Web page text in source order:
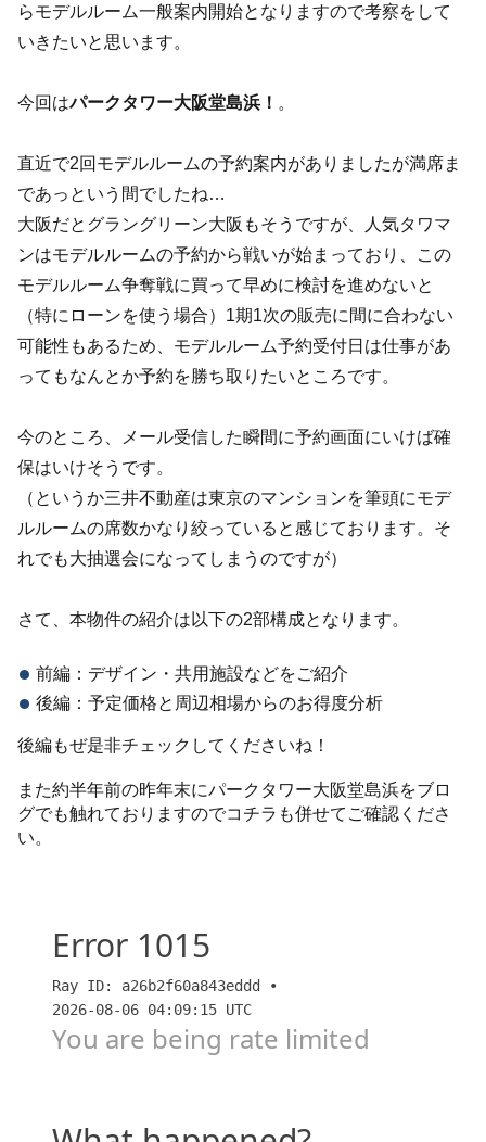
らモデルルーム一般案内開始となりますので考察をして
いきたいと思います。
今回はパークタワー大阪堂島浜 ！ 。
直近で2回モデルルームの予約案内がありましたが満席ま
であっという間でしたね…
大阪だとグラングリーン大阪もそうですが、人気タワマ
ンはモデルルームの予約から戦いが始まっており、この
モデルルーム争奪戦に買って早めに検討を進めないと
（特にローンを使う場合）1期1次の販売に間に合わない
可能性もあるため、モデルルーム予約受付日は仕事があ
ってもなんとか予約を勝ち取りたいところです。
今のところ、メール受信した瞬間に予約画面にいけば確
保はいけそうです。
（というか三井不動産は東京のマンションを筆頭にモデ
ルルームの席数かなり絞っていると感じております。そ
れでも大抽選会になってしまうのですが）
さて、本物件の紹介は以下の2部構成となります。
前編：デザイン・共用施設などをご紹介
後編：予定価格と周辺相場からのお得度分析
後編もぜ是非チェックしてくださいね！
また約半年前の昨年末にパークタワー大阪堂島浜をブロ
グでも触れておりますのでコチラも併せてご確認くださ
い。
大阪の超高級新築タワマン四つ巴！グラングリーン大
阪、パークタワー大阪堂島浜、ブリリアタワー堂島、
梅田ガーデンレジデンスの販売状況と考察【すごろ